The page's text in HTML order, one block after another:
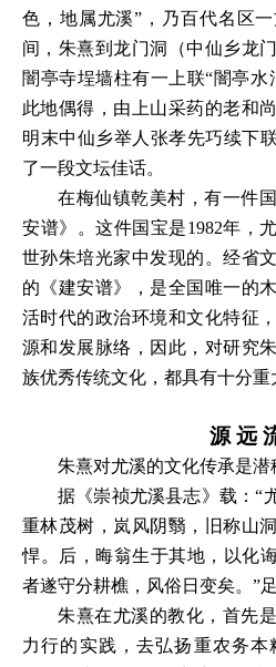
色，地属尤溪”，乃百代名区
间，朱熹到龙门洞（中仙乡龙
闇亭寺埕墙柱有一上联“闇亭
此地偶得，由上山采药的老和
明末中仙乡举人张孝先巧续下
了一段文坛佳话。
在梅仙镇乾美村，有一件
安谱》。这件国宝是1982年，
世孙朱培光家中发现的。经省
的《建安谱》，是全国唯一的
活时代的政治环境和文化特征
源和发展脉络，因此，对研究
族优秀传统文化，都具有十分重
源 远
朱熹对尤溪的文化传承是潜
据《崇祯尤溪县志》载：“
重林茂树，岚风阴翳，旧称山
悍。后，晦翁生于其地，以
者遂守分耕樵，风俗日变矣。”
朱熹在尤溪的教化，首先
力行的实践，去弘扬重农务